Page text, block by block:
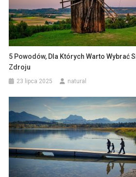
5 Powodów, Dla Których Warto Wybrać
Zdroju
23 lipca 2025 natural